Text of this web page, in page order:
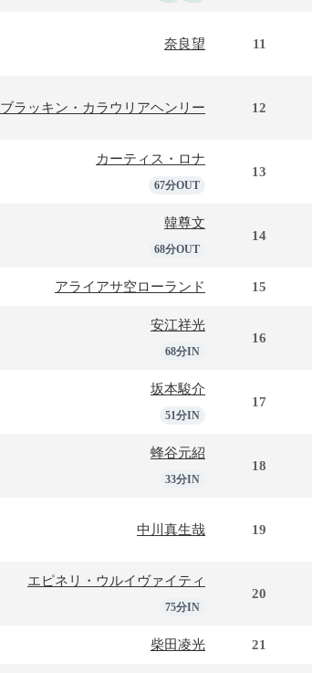
奈良望 11
ブラッキン・カラウリアヘンリー 12
カーティス・ロナ
67分OUT
13
韓尊文
68分OUT
14
アライアサ空ローランド 15
安江祥光
68分IN
16
坂本駿介
51分IN
17
蜂谷元紹
33分IN
18
中川真生哉 19
エピネリ・ウルイヴァイティ
75分IN
20
柴田凌光 21